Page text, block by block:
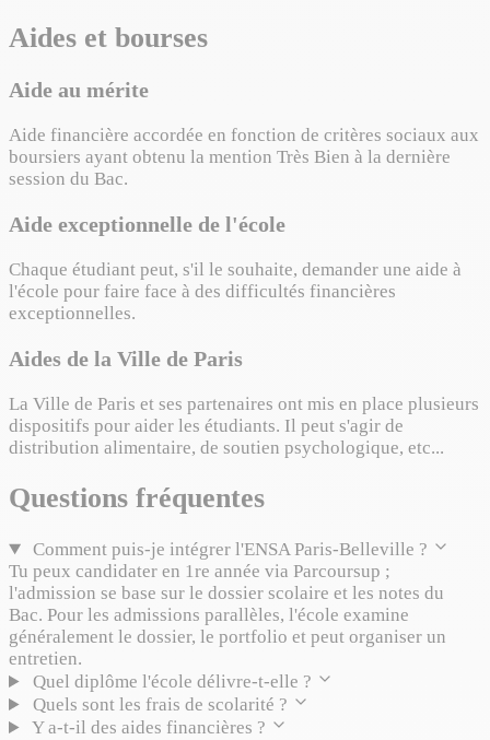
Aides et bourses
Aide au mérite
Aide financière accordée en fonction de critères sociaux aux
boursiers ayant obtenu la mention Très Bien à la dernière
session du Bac.
Aide exceptionnelle de l'école
Chaque étudiant peut, s'il le souhaite, demander une aide à
l'école pour faire face à des difficultés financières
exceptionnelles.
Aides de la Ville de Paris
La Ville de Paris et ses partenaires ont mis en place plusieurs
dispositifs pour aider les étudiants. Il peut s'agir de
distribution alimentaire, de soutien psychologique, etc...
Questions fréquentes
Comment puis‑je intégrer l'ENSA Paris‑Belleville ?
Tu peux candidater en 1re année via Parcoursup ;
l'admission se base sur le dossier scolaire et les notes du
Bac. Pour les admissions parallèles, l'école examine
généralement le dossier, le portfolio et peut organiser un
entretien.
Quel diplôme l'école délivre‑t‑elle ?
Quels sont les frais de scolarité ?
Y a‑t‑il des aides financières ?